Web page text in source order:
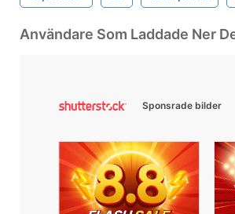
Användare Som Laddade Ner
Sponsrade bilder